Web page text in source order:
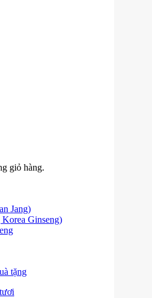
giỏ hàng.
Jang)
Ginseng)
tặng